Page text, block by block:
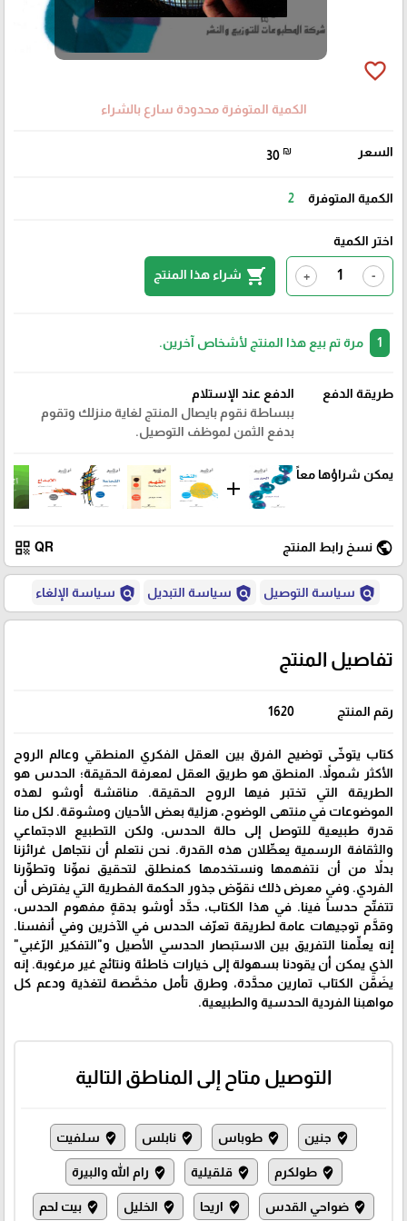
favorite_border
الكمية المتوفرة محدودة سارع بالشراء
السعر 30 ₪
الكمية المتوفرة 2
اختر الكمية
-
+
shopping_cart شراء هذا المنتج
مرة تم بيع هذا المنتج لأشخاص آخرين.
طريقة الدفع
الدفع عند الإستلام
ببساطة نقوم بايصال المنتج لغاية منزلك وتقوم
بدفع الثمن لموظف التوصيل.
يمكن شراؤها معاً
add
public نسخ رابط المنتج QR
qr_code
policy سياسة التوصيل policy سياسة التبديل policy سياسة الإلغاء
تفاصيل المنتج
رقم المنتج 1620
كتاب يتوخّى توضيح الفرق بين العقل الفكري المنطقي وعالم الروح
الأكثر شمولاً. المنطق هو طريق العقل لمعرفة الحقيقة؛ الحدس هو
الطريقة التي تختبر فيها الروح الحقيقة. مناقشة أوشو لهذه
الموضوعات في منتهى الوضوح، هزلية بعض الأحيان ومشوقة. لكل منا
قدرة طبيعية للتوصل إلى حالة الحدس، ولكن التطبيع الاجتماعي
والثقافة الرسمية يعطِّلان هذه القدرة. نحن نتعلم أن نتجاهل غرائزنا
بدلاً من أن نتفهمها ونستخدمها كمنطلق لتحقيق نموِّنا وتطوِّرنا
الفردي. وفي معرض ذلك نقوّض جذور الحكمة الفطرية التي يفترض أن
تتفتّح حدساً فينا. في هذا الكتاب، حدَّد أوشو بدقةٍ مفهوم الحدس،
وقدَّم توجيهات عامة لطريقة تعرّف الحدس في الآخرين وفي أنفسنا.
إنه يعلِّمنا التفريق بين الاستبصار الحدسي الأصيل و"التفكير الرّغبي"
الذي يمكن أن يقودنا بسهولة إلى خيارات خاطئة ونتائج غير مرغوبة. إنه
يضَمَّن الكتاب تمارين محدَّدة، وطرق تأمل مخصَّصة لتغذية ودعم كل
مواهبنا الفردية الحدسية والطبيعية.
التوصيل متاح إلى المناطق التالية
where_to_vote جنين where_to_vote طوباس where_to_vote نابلس where_to_vote سلفيت
where_to_vote طولكرم where_to_vote قلقيلية where_to_vote رام الله والبيرة
where_to_vote ضواحي القدس where_to_vote اريحا where_to_vote الخليل where_to_vote بيت لحم